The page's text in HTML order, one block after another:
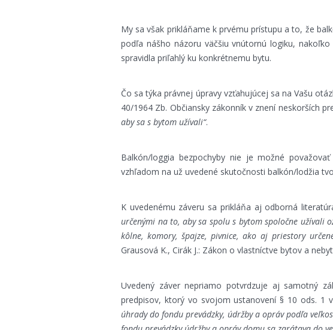
My sa však prikláňame k prvému prístupu a to, že
podľa nášho názoru väčšiu vnútornú logiku,
spravidla priľahlý ku konkrétnemu bytu.
Čo sa týka právnej úpravy vzťahujúcej sa na Vašu
40/1964 Zb. Občiansky zákonník v znení neskorších
aby sa s bytom užívali“.
Balkón/loggia bezpochyby nie je možné
vzhľadom na už uvedené skutočnosti balkón/lodžia
K uvedenému záveru sa prikláňa aj odborná
určenými na to, aby sa spolu s bytom spoločne užívali
kôlne, komory, špajze, pivnice, ako aj priestory
Grausová K., Cirák J.: Zákon o vlastníctve bytov a
Uvedený záver nepriamo potvrdzuje aj samotný
predpisov, ktorý vo svojom ustanovení § 10 ods. 1
úhrady do fondu prevádzky, údržby a opráv podľa